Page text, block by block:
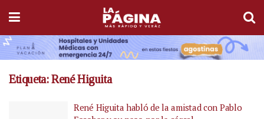
Etiqueta:René Higuita
René Higuita habló de la amistad con Pablo